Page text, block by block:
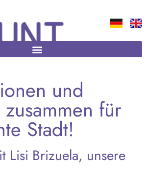
und
für
Stadt!
Lisi Brizuela, unsere